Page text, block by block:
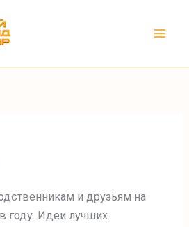
и друзьям на
году. Идеи лучших